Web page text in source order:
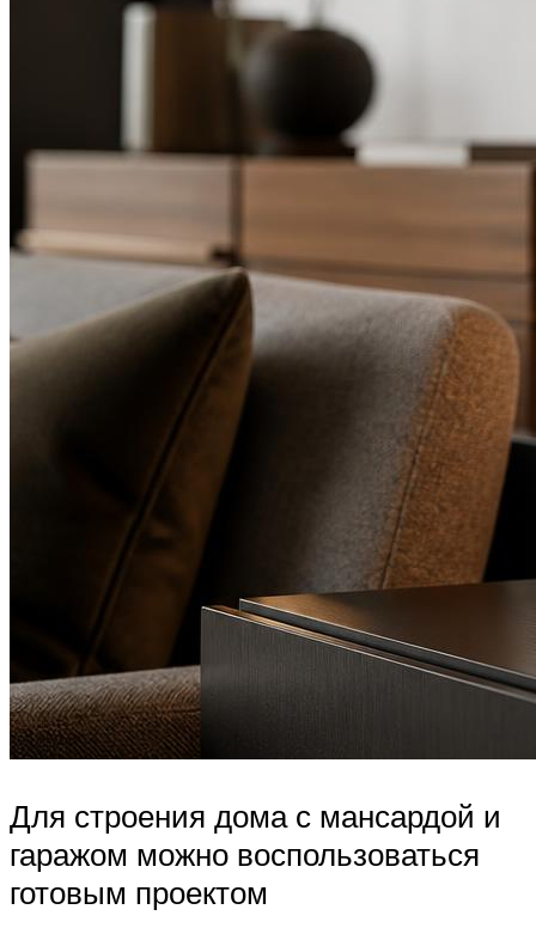
Для строения дома с мансардой и
гаражом можно воспользоваться
готовым проектом